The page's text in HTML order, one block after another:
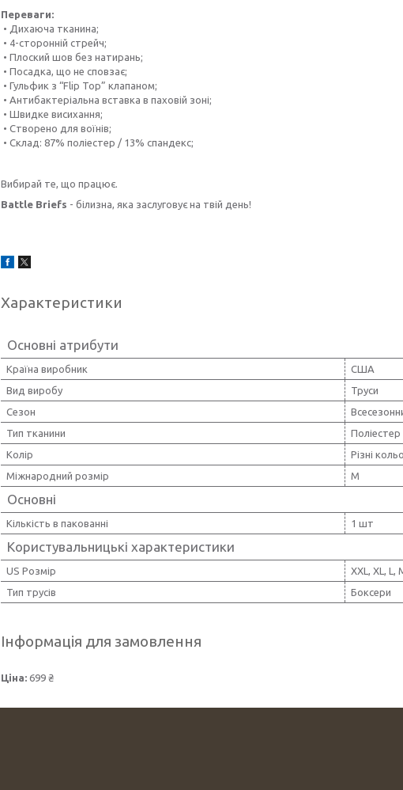
Переваги:
• Дихаюча тканина;
• 4-сторонній стрейч;
• Плоский шов без натирань;
• Посадка, що не сповзає;
• Гульфик з “Flip Top” клапаном;
• Антибактеріальна вставка в паховій зоні;
• Швидке висихання;
• Створено для воїнів;
• Склад: 87% поліестер / 13% спандекс;
Вибирай те, що працює.
Battle Briefs - білизна, яка заслуговує на твій день!
Характеристики
Основні атрибути
Країна виробник
США
Вид виробу
Труси
Сезон
Тип тканини
Поліестер
Колір
Різні
Міжнародний розмір
M
Основні
Кількість в пакованні 1 шт
Користувальницькі характеристики
US Розмір
XXL, XL, L,
Тип трусів
Боксери
Інформація для замовлення
Ціна: 699 ₴